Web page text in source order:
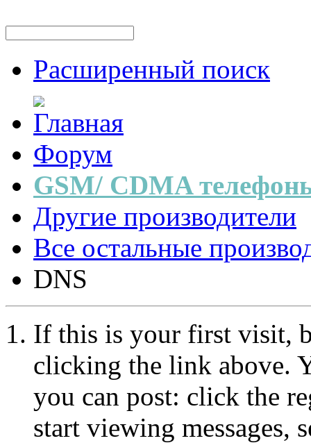
Расширенный поиск
Форум
GSM/ CDMA
Другие производители
Все остальные
DNS
If this is your first visit,
clicking the link above.
you can post: click the
start viewing messages,